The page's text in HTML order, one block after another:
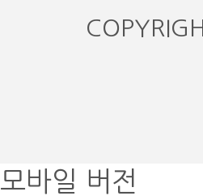
모바일 버전